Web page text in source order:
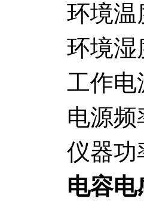
环境
环境
工作
电源
仪器
电容电